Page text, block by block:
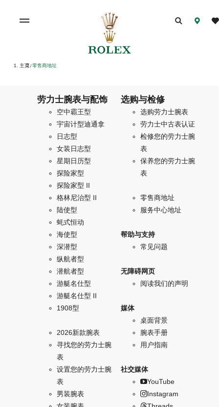
主页/ 零售商地址
劳力士腕表与配饰
空中霸王型
宇宙计型迪通拿
日志型
女装日志型
星期日历型
探险家型
探险家型 II
格林尼治型 II
陆使型
蚝式恒动
海使型
深潜型
纵航者型
潜航者型
游艇名仕型
游艇名仕型 II
1908型
2026新款腕表
寻找您的劳力士腕
表
设置您的劳力士腕
表
男装腕表
选购与检修
选购劳力士腕表
劳力士中古表认证
检修您的劳力士腕
表
保养您的劳力士腕
表
零售商地址
服务中心地址
帮助与支持
常见问题
无障碍网页
阅读我们的声明
媒体
桌面背景
腕表手册
用户指南
社交媒体
YouTube
Instagram